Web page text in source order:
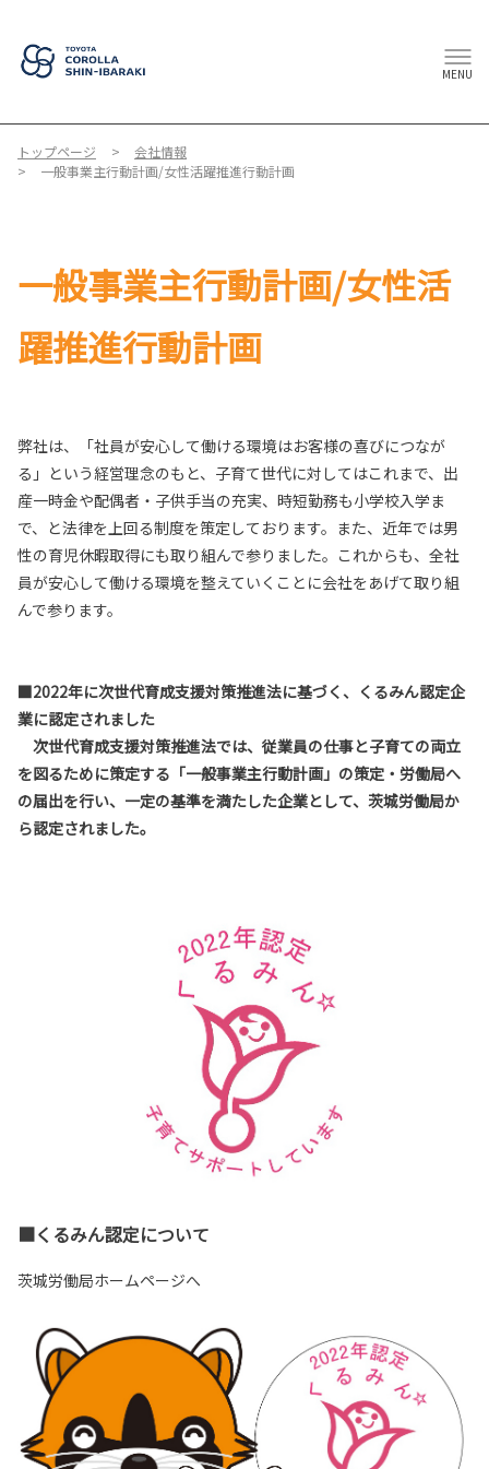
MENU
トップページ
会社情報
一般事業主行動計画/女性活躍推進行動計画
一般事業主行動計画/女性活
躍推進行動計画
弊社は、「社員が安心して働ける環境はお客様の喜びにつなが
る」という経営理念のもと、子育て世代に対してはこれまで、出
産一時金や配偶者・子供手当の充実、時短勤務も小学校入学ま
で、と法律を上回る制度を策定しております。また、近年では男
性の育児休暇取得にも取り組んで参りました。これからも、全社
員が安心して働ける環境を整えていくことに会社をあげて取り組
んで参ります。
■2022年に次世代育成支援対策推進法に基づく、くるみん認定企
業に認定されました
次世代育成支援対策推進法では、従業員の仕事と子育ての両立
を図るために策定する「一般事業主行動計画」の策定・労働局へ
の届出を行い、一定の基準を満たした企業として、茨城労働局か
ら認定されました。
■くるみん認定について
茨城労働局ホームページへ